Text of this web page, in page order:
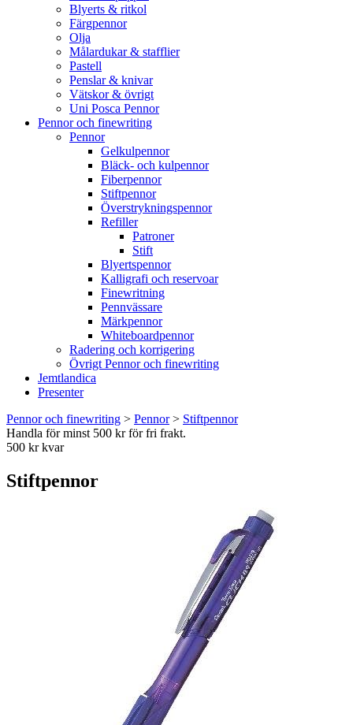
Blyerts & ritkol
Färgpennor
Olja
Målardukar & stafflier
Pastell
Penslar & knivar
Vätskor & övrigt
Uni Posca Pennor
Pennor och finewriting
Pennor
Gelkulpennor
Bläck- och kulpennor
Fiberpennor
Stiftpennor
Överstrykningspennor
Refiller
Patroner
Stift
Blyertspennor
Kalligrafi och reservoar
Finewritning
Pennvässare
Märkpennor
Whiteboardpennor
Radering och korrigering
Övrigt Pennor och finewriting
Jemtlandica
Presenter
Pennor och finewriting > Pennor> Stiftpennor
Handla för minst 500 kr för fri frakt.
500 kr kvar
Stiftpennor